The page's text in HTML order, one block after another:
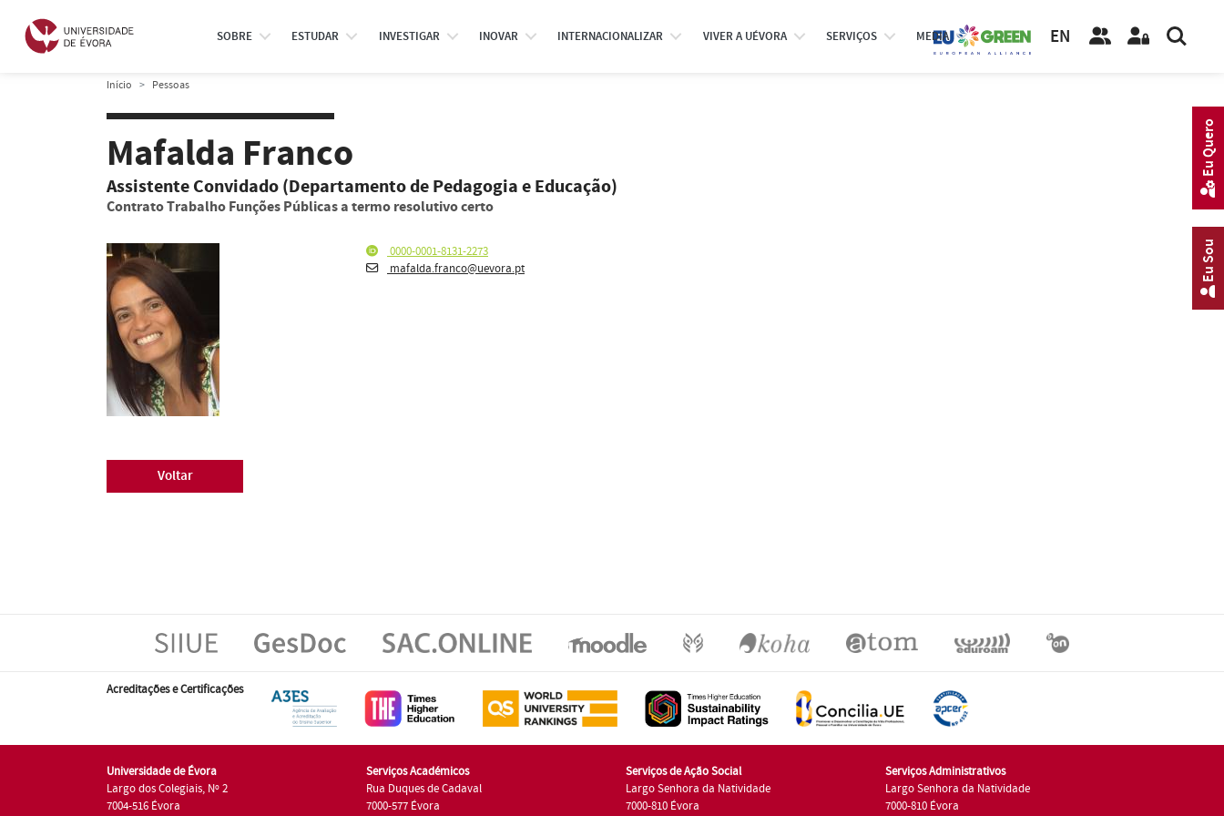
SOBRE ESTUDAR INVESTIGAR INOVAR INTERNACIONALIZAR VIVER A UÉVORA SERVIÇOS MEDIA EN
Início Pessoas
Mafalda Franco
Assistente Convidado (Departamento de Pedagogia e Educação)
Contrato Trabalho Funções Públicas a termo resolutivo certo
0000-0001-8131-2273
mafalda.franco@uevora.pt
Voltar
Acreditações e Certificações
Universidade de Évora
Largo dos Colegiais, Nº 2
7004-516 Évora
Serviços Académicos
Rua Duques de Cadaval
7000-577 Évora
Serviços de Ação Social
Largo Senhora da Natividade
7000-810 Évora
Serviços Administrativos
Largo Senhora da Natividade
7000-810 Évora
Eu Sou
Eu Quero